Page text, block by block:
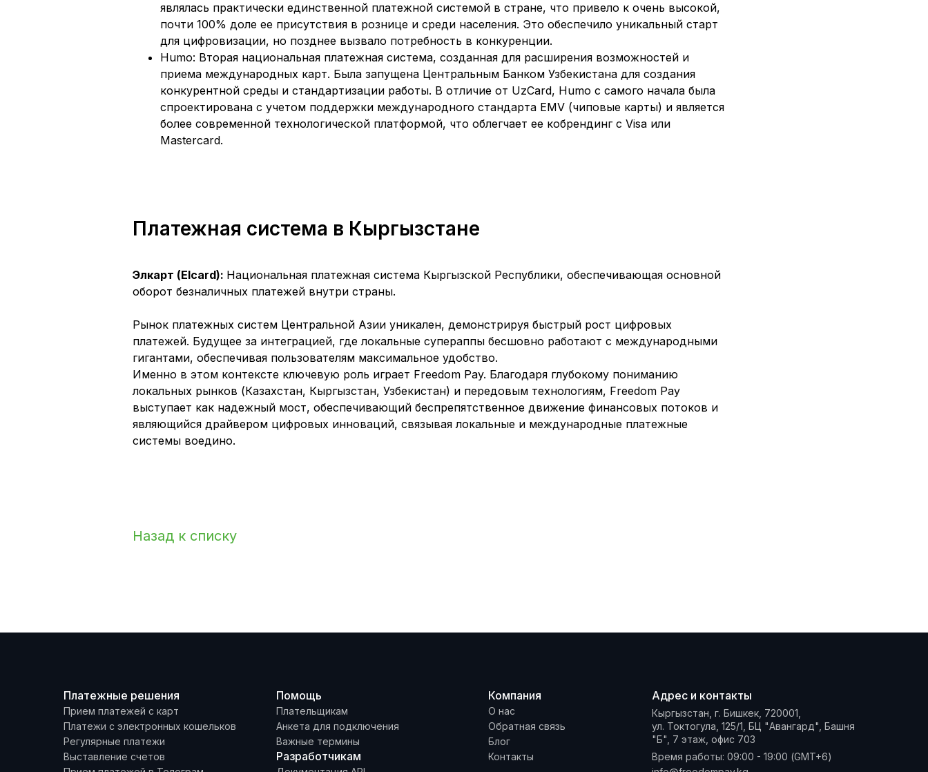
являлась практически единственной платежной системой в стране, что привело к очень высокой,
почти 100% доле ее присутствия в рознице и среди населения. Это обеспечило уникальный старт
для цифровизации, но позднее вызвало потребность в конкуренции.
Humo: Вторая национальная платежная система, созданная для расширения возможностей и
приема международных карт. Была запущена Центральным Банком Узбекистана для создания
конкурентной среды и стандартизации работы. В отличие от UzCard, Humo с самого начала была
спроектирована с учетом поддержки международного стандарта EMV (чиповые карты) и является
более современной технологической платформой, что облегчает ее кобрендинг с Visa или
Mastercard.
Платежная система в Кыргызстане
Элкарт (Elcard): Национальная платежная система Кыргызской Республики, обеспечивающая основной
оборот безналичных платежей внутри страны.
Рынок платежных систем Центральной Азии уникален, демонстрируя быстрый рост цифровых
платежей. Будущее за интеграцией, где локальные супераппы бесшовно работают с международными
гигантами, обеспечивая пользователям максимальное удобство.
Именно в этом контексте ключевую роль играет Freedom Pay. Благодаря глубокому пониманию
локальных рынков (Казахстан, Кыргызстан, Узбекистан) и передовым технологиям, Freedom Pay
выступает как надежный мост, обеспечивающий беспрепятственное движение финансовых потоков и
являющийся драйвером цифровых инноваций, связывая локальные и международные платежные
системы воедино.
Назад к списку
Платежные решения
Прием платежей с карт
Платежи с электронных кошельков
Регулярные платежи
Выставление счетов
Помощь
Плательщикам
Анкета для подключения
Важные термины
Разработчикам
Компания
О нас
Обратная связь
Блог
Контакты
Адрес и контакты
Кыргызстан, г. Бишкек, 720001,
ул. Токтогула, 125/1, БЦ "Авангард", Башня
"Б", 7 этаж, офис 703
Время работы: 09:00 - 19:00 (GMT+6)